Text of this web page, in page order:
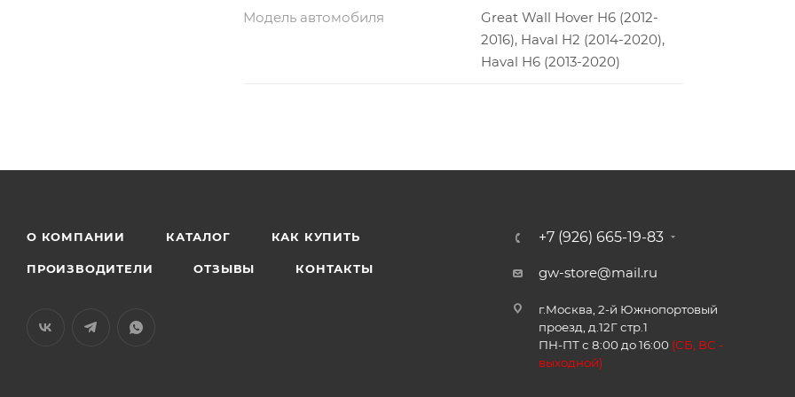
Модель автомобиля
Great Wall Hover H6 (2012-
2016), Haval H2 (2014-2020),
Haval H6 (2013-2020)
О КОМПАНИИ КАТАЛОГ КАК КУПИТЬ
ПРОИЗВОДИТЕЛИ ОТЗЫВЫ КОНТАКТЫ
+7 (926) 665-19-83
gw-store@mail.ru
г.Москва, 2-й Южнопортовый
проезд, д.12Г стр.1
ПН-ПТ с 8:00 до 16:00 (СБ, ВС -
выходной)